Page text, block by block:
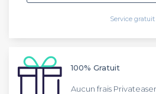
Service gratuit
100% Gratuit
Aucun frais Privateaser